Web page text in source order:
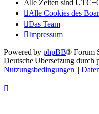
Alle Zeiten sind
Alle Cookies des
Das Team
Impressum
Powered by phpBB® Forum
Deutsche Übersetzung durch
Nutzungsbedingungen ||